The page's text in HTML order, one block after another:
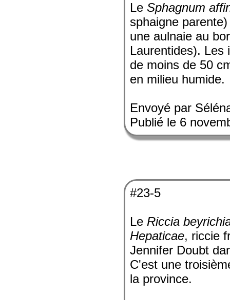
LeSphagnum
sphaigne
une aulnaie au
Laurentides). Les
de moins de 50
en milieu humide.
Envoyé par
Publié le 6
#23-5
Le Riccia
Hepaticae, riccie
Jennifer Doubt
C'est une
la province.